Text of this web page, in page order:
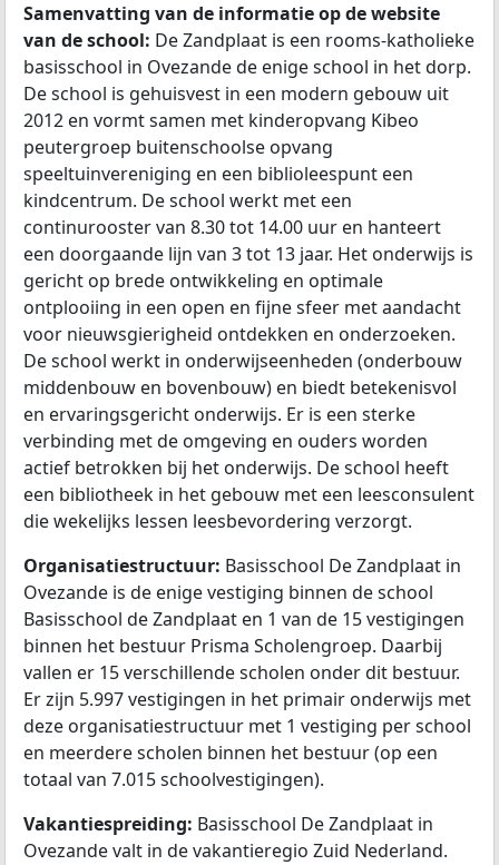
Samenvatting van de informatie op de website
van de school: De Zandplaat is een rooms-katholieke
basisschool in Ovezande de enige school in het dorp.
De school is gehuisvest in een modern gebouw uit
2012 en vormt samen met kinderopvang Kibeo
peutergroep buitenschoolse opvang
speeltuinvereniging en een biblioleespunt een
kindcentrum. De school werkt met een
continurooster van 8.30 tot 14.00 uur en hanteert
een doorgaande lijn van 3 tot 13 jaar. Het onderwijs is
gericht op brede ontwikkeling en optimale
ontplooiing in een open en fijne sfeer met aandacht
voor nieuwsgierigheid ontdekken en onderzoeken.
De school werkt in onderwijseenheden (onderbouw
middenbouw en bovenbouw) en biedt betekenisvol
en ervaringsgericht onderwijs. Er is een sterke
verbinding met de omgeving en ouders worden
actief betrokken bij het onderwijs. De school heeft
een bibliotheek in het gebouw met een leesconsulent
die wekelijks lessen leesbevordering verzorgt.
Organisatiestructuur: Basisschool De Zandplaat in
Ovezande is de enige vestiging binnen de school
Basisschool de Zandplaat en 1 van de 15 vestigingen
binnen het bestuur Prisma Scholengroep. Daarbij
vallen er 15 verschillende scholen onder dit bestuur.
Er zijn 5.997 vestigingen in het primair onderwijs met
deze organisatiestructuur met 1 vestiging per school
en meerdere scholen binnen het bestuur (op een
totaal van 7.015 schoolvestigingen).
Vakantiespreiding: Basisschool De Zandplaat in
Ovezande valt in de vakantieregio Zuid Nederland.